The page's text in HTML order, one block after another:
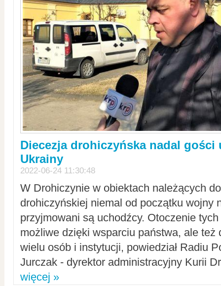
Diecezja drohiczyńska nadal gości
Ukrainy
2022-06-24 11:30:48
W Drohiczynie w obiektach należących
drohiczyńskiej niemal od początku wojny
przyjmowani są uchodźcy. Otoczenie
możliwe dzięki wsparciu państwa, ale też
wielu osób i instytucji, powiedział Radiu
Jurczak - dyrektor administracyjny Kurii
więcej »